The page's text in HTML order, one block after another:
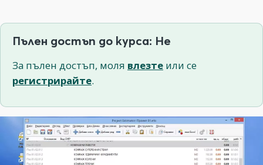
Пълен достъп до курса: Не
За пълен достъп, моля влезте или се
регистрирайте.